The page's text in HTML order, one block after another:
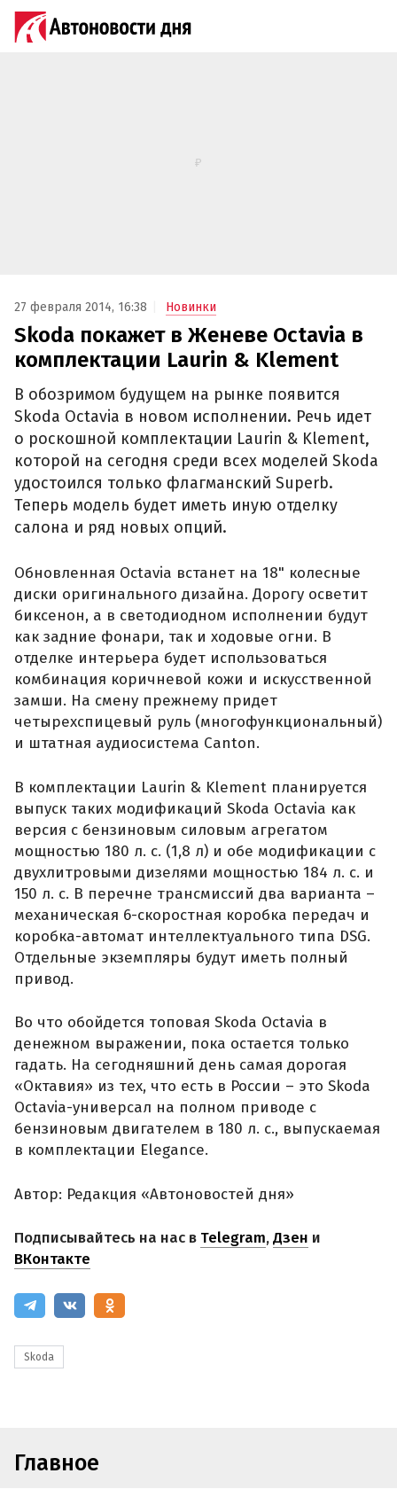
27 февраля 2014, 16:38 Новинки
Skoda покажет в Женеве Octavia в
комплектации Laurin & Klement
В обозримом будущем на рынке появится
Skoda Octavia в новом исполнении. Речь идет
о роскошной комплектации Laurin & Klement,
которой на сегодня среди всех моделей Skoda
удостоился только флагманский Superb.
Теперь модель будет иметь иную отделку
салона и ряд новых опций.
Обновленная Octavia встанет на 18" колесные
диски оригинального дизайна. Дорогу осветит
биксенон, а в светодиодном исполнении будут
как задние фонари, так и ходовые огни. В
отделке интерьера будет использоваться
комбинация коричневой кожи и искусственной
замши. На смену прежнему придет
четырехспицевый руль (многофункциональный)
и штатная аудиосистема Canton.
В комплектации Laurin & Klement планируется
выпуск таких модификаций Skoda Octavia как
версия с бензиновым силовым агрегатом
мощностью 180 л. с. (1,8 л) и обе модификации с
двухлитровыми дизелями мощностью 184 л. с. и
150 л. с. В перечне трансмиссий два варианта –
механическая 6-скоростная коробка передач и
коробка-автомат интеллектуального типа DSG.
Отдельные экземпляры будут иметь полный
привод.
Во что обойдется топовая Skoda Octavia в
денежном выражении, пока остается только
гадать. На сегодняшний день самая дорогая
«Октавия» из тех, что есть в России – это Skoda
Octavia-универсал на полном приводе с
бензиновым двигателем в 180 л. с., выпускаемая
в комплектации Elegance.
Автор: Редакция «Автоновостей дня»
Подписывайтесь на нас в Telegram,Дзен и
ВКонтакте
Skoda
Главное